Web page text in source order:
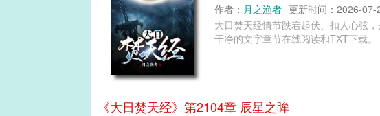
作者： 月之渔者 更新时间：2026-07-
大日焚天经情节跌宕起伏、扣人心弦
干净的文字章节在线阅读和TXT下载。
《大日焚天经》第2104章 辰星之眸